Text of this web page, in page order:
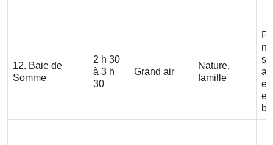
12. Baie de
Somme
2 h 30
à 3 h
30
Grand air
Nature,
famille
et